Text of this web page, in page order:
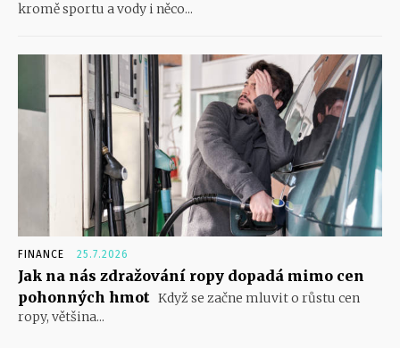
kromě sportu a vody i něco...
FINANCE 25.7.2026
Jak na nás zdražování ropy dopadá mimo cen
pohonných hmot Když se začne mluvit o růstu cen
ropy, většina...